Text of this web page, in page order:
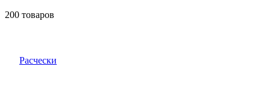
200 товаров
Расчески